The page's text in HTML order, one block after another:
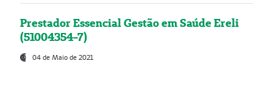
Prestador Essencial Gestão em Saúde Ereli
(51004354-7)
04 de Maio de 2021